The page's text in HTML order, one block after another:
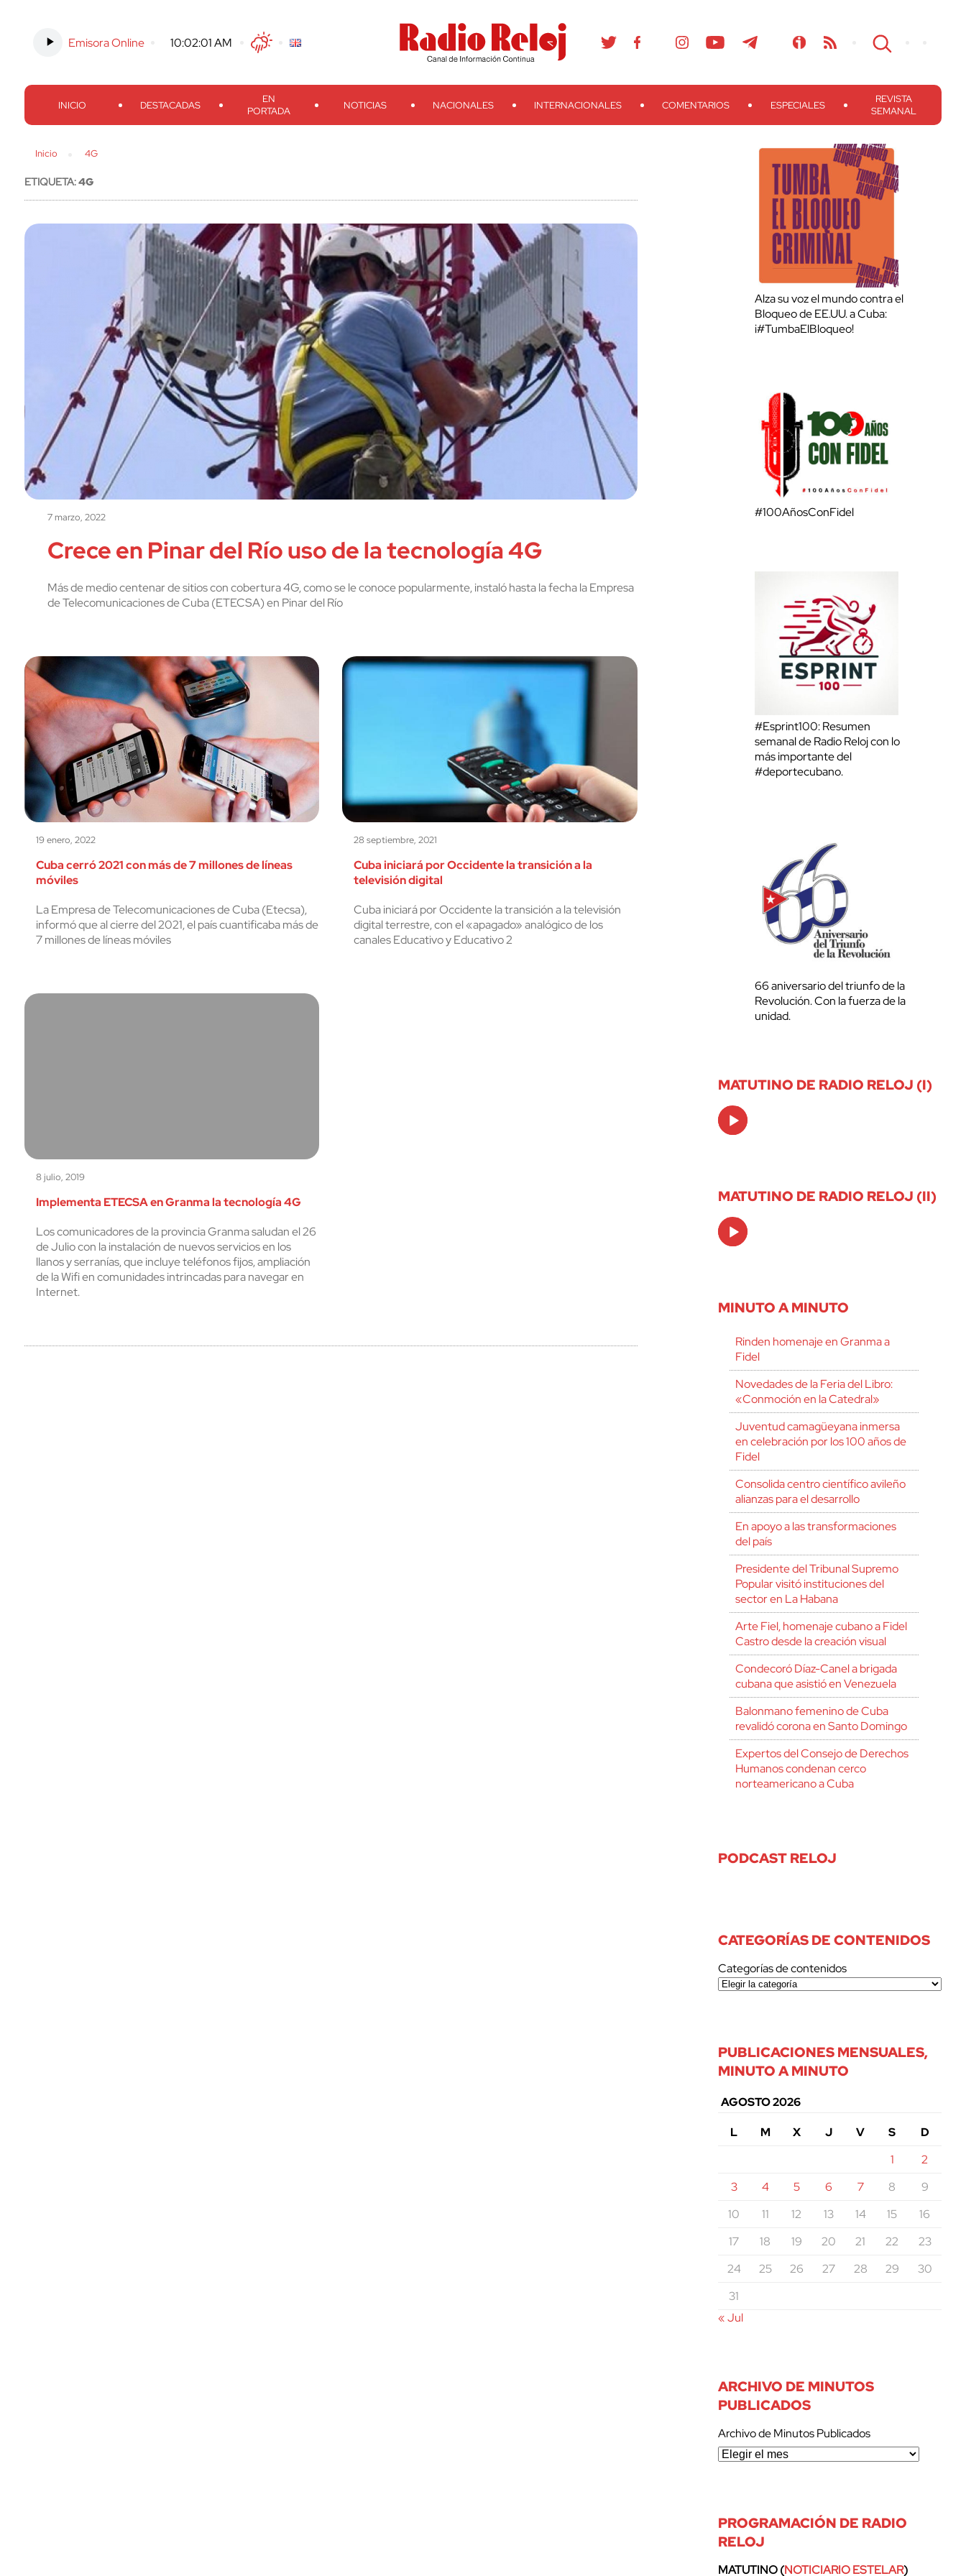
Emisora Online 10:02:02 AMTwitterFacebook
Threads
Instagram TelegramTeveo Ivoox RSS Search
INICIO DESTACADAS
EN
PORTADA
NOTICIAS NACIONALES INTERNACIONALES COMENTARIOS ESPECIALES
REVISTA
SEMANAL
Inicio 4G
ETIQUETA:4G
7 marzo, 2022
Crece en Pinar del Río uso de la tecnología 4G
Más de medio centenar de sitios con cobertura 4G, como se le conoce popularmente, instaló hasta la fecha la Empresa
de Telecomunicaciones de Cuba (ETECSA) en Pinar del Río
19 enero, 2022
Cuba cerró 2021 con más de 7 millones de líneas
móviles
La Empresa de Telecomunicaciones de Cuba (Etecsa),
informó que al cierre del 2021, el país cuantificaba más de
7 millones de líneas móviles
28 septiembre, 2021
Cuba iniciará por Occidente la transición a la
televisión digital
Cuba iniciará por Occidente la transición a la televisión
digital terrestre, con el «apagado» analógico de los
canales Educativo y Educativo 2
8 julio, 2019
Implementa ETECSA en Granma la tecnología 4G
Los comunicadores de la provincia Granma saludan el 26
de Julio con la instalación de nuevos servicios en los
llanos y serranías, que incluye teléfonos fijos, ampliación
de la Wifi en comunidades intrincadas para navegar en
Internet.
Alza su voz el mundo contra el
Bloqueo de EE.UU. a Cuba:
¡#TumbaElBloqueo!
#100AñosConFidel
#Esprint100: Resumen
semanal de Radio Reloj con lo
más importante del
#deportecubano.
66 aniversario del triunfo de la
Revolución. Con la fuerza de la
unidad.
MATUTINO DE RADIO RELOJ (I)
Audio
Player
MATUTINO DE RADIO RELOJ (II)
Audio
Player
MINUTO A MINUTO
Rinden homenaje en Granma a
Fidel
Novedades de la Feria del Libro:
«Conmoción en la Catedral»
Juventud camagüeyana inmersa
en celebración por los 100 años de
Fidel
Consolida centro científico avileño
alianzas para el desarrollo
En apoyo a las transformaciones
del país
Presidente del Tribunal Supremo
Popular visitó instituciones del
sector en La Habana
Arte Fiel, homenaje cubano a Fidel
Castro desde la creación visual
Condecoró Díaz-Canel a brigada
cubana que asistió en Venezuela
Balonmano femenino de Cuba
revalidó corona en Santo Domingo
Expertos del Consejo de Derechos
Humanos condenan cerco
norteamericano a Cuba
PODCAST RELOJ
CATEGORÍAS DE CONTENIDOS
Categorías de contenidos
PUBLICACIONES MENSUALES,
MINUTO A MINUTO
AGOSTO 2026
L
M X J V S
D
1
2
3
4 5 6 7 8
9
10
11 12 13 14 15
16
17
18 19 20 21 22
23
24
25 26 27 28 29
30
31
« Jul
ARCHIVO DE MINUTOS
PUBLICADOS
Archivo de Minutos Publicados
PROGRAMACIÓN DE RADIO
RELOJ
MATUTINO (NOTICIARIO ESTELAR)